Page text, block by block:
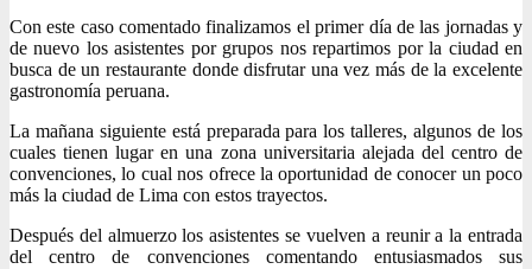
Con este caso comentado finalizamos el primer día de las jornadas y
de nuevo los asistentes por grupos nos repartimos por la ciudad en
busca de un restaurante donde disfrutar una vez más de la excelente
gastronomía peruana.
La mañana siguiente está preparada para los talleres, algunos de los
cuales tienen lugar en una zona universitaria alejada del centro de
convenciones, lo cual nos ofrece la oportunidad de conocer un poco
más la ciudad de Lima con estos trayectos.
Después del almuerzo los asistentes se vuelven a reunir a la entrada
del centro de convenciones comentando entusiasmados sus